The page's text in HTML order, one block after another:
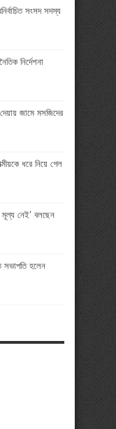
সংসদ সদস্য
নির্দেশনা
জামে মসজিদের
ধরে নিয়ে গেল
মূল্য নেই’ বলছেন
সভাপতি হলেন